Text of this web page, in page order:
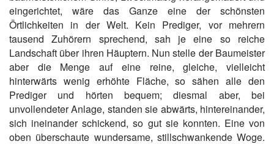
eingerichtet, wäre das Ganze eine der schönsten
Örtlichkeiten in der Welt. Kein Prediger, vor mehrern
tausend Zuhörern sprechend, sah je eine so reiche
Landschaft über ihren Häuptern. Nun stelle der Baumeister
aber die Menge auf eine reine, gleiche, vielleicht
hinterwärts wenig erhöhte Fläche, so sähen alle den
Prediger und hörten bequem; diesmal aber, bei
unvollendeter Anlage, standen sie abwärts, hintereinander,
sich ineinander schickend, so gut sie konnten. Eine von
oben überschaute wundersame, stillschwankende Woge.